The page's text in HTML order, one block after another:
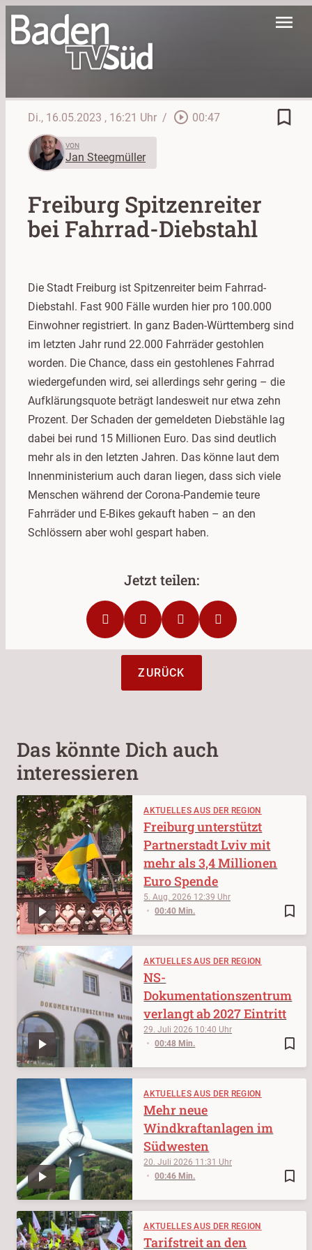
menu
Di., 16.05.2023 , 16:21 Uhr / play_circle_outline 00:47 bookmark_border
VON
Jan Steegmüller
Freiburg Spitzenreiter
bei Fahrrad-Diebstahl
Die Stadt Freiburg ist Spitzenreiter beim Fahrrad-
Diebstahl. Fast 900 Fälle wurden hier pro 100.000
Einwohner registriert. In ganz Baden-Württemberg sind
im letzten Jahr rund 22.000 Fahrräder gestohlen
worden. Die Chance, dass ein gestohlenes Fahrrad
wiedergefunden wird, sei allerdings sehr gering – die
Aufklärungsquote beträgt landesweit nur etwa zehn
Prozent. Der Schaden der gemeldeten Diebstähle lag
dabei bei rund 15 Millionen Euro. Das sind deutlich
mehr als in den letzten Jahren. Das könne laut dem
Innenministerium auch daran liegen, dass sich viele
Menschen während der Corona-Pandemie teure
Fahrräder und E-Bikes gekauft haben – an den
Schlössern aber wohl gespart haben.
ZURÜCK
Das könnte Dich auch
interessieren
AKTUELLES AUS DER REGION
bookmark_border
5. Aug. 2026 12:39
00:40 Min.
Freiburg unterstützt
Partnerstadt Lviv mit
mehr als 3,4 Millionen
Euro Spende
AKTUELLES AUS DER REGION
bookmark_border
29. Juli 2026 10:40
00:48 Min.
NS-
Dokumentationszentrum
verlangt ab 2027 Eintritt
AKTUELLES AUS DER REGION
bookmark_border
20. Juli 2026 11:31
00:46 Min.
Mehr neue
Windkraftanlagen im
Südwesten
AKTUELLES AUS DER REGION
Tarifstreit an den